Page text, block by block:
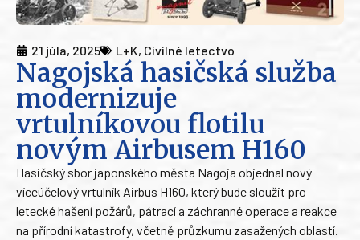
21 júla, 2025 L+K, Civilné letectvo
Nagojská hasičská služba
modernizuje
vrtulníkovou flotilu
novým Airbusem H160
Hasičský sbor japonského města Nagoja objednal nový
víceúčelový vrtulník Airbus H160, který bude sloužit pro
letecké hašení požárů, pátrací a záchranné operace a reakce
na přírodní katastrofy, včetně průzkumu zasažených oblastí.